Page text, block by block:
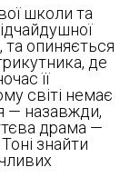
школи та
та опиняється
де
її
світі немає
— назавжди,
драма —
знайти